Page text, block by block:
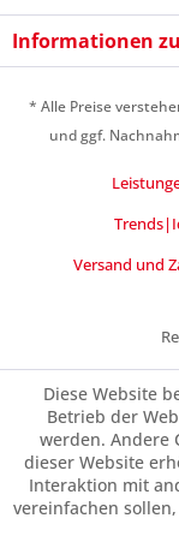
Ich habe die
Mit *
Informationen
* Alle Preise
und ggf.
Versand und
Diese Website
Betrieb der
werden. Andere
dieser Website
Interaktion mit
vereinfachen